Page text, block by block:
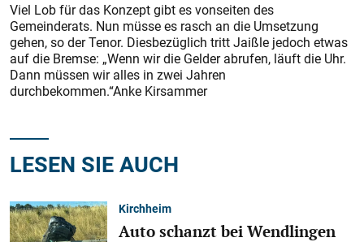
Viel Lob für das Konzept gibt es vonseiten des
Gemeinderats. Nun müsse es rasch an die Umsetzung
gehen, so der Tenor. Diesbezüglich tritt Jaißle jedoch etwas
auf die Bremse: „Wenn wir die Gelder abrufen, läuft die Uhr.
Dann müssen wir alles in zwei Jahren
durchbekommen.“Anke Kirsammer
LESEN SIE AUCH
Kirchheim
Auto schanzt bei Wendlingen